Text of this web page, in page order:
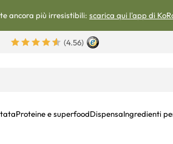
ancora più irresistibili: scarica qui l'app di
(4.56)
Proteine e superfoodDispensaIngredienti